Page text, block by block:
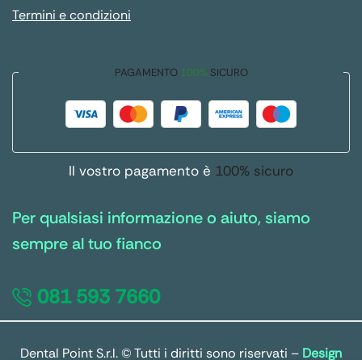
Termini e condizioni
PAGAMENTO 100% SICURO
Il vostro pagamento è 100% sicuro
Per qualsiasi informazione o aiuto, siamo
sempre al tuo fianco
081 593 7660
Dental Point S.r.l. © Tutti i diritti sono riservati – Design